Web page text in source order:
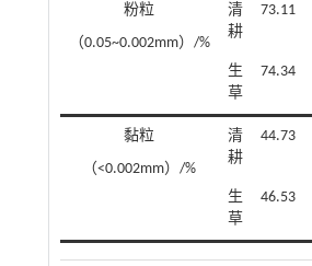
粉粒
（0.05~0.002mm）/%
清
耕
73.11
生
草
74.34
黏粒
（<0.002mm）/%
清
耕
44.73
生
草
46.53